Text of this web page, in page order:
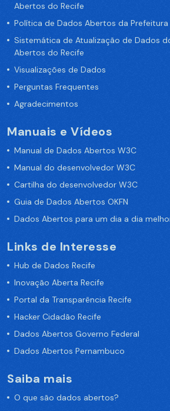
Abertos do Recife
Política de Dados Abertos da Prefeitura
Sistemática de Atualização de Dados
Abertos do Recife
Visualizações de Dados
Perguntas Frequentes
Agradecimentos
Manuais e Vídeos
Manual de Dados Abertos W3C
Manual do desenvolvedor W3C
Cartilha do desenvolvedor W3C
Guia de Dados Abertos OKFN
Dados Abertos para um dia a dia
Links de Interesse
Hub de Dados Recife
Inovação Aberta Recife
Portal da Transparência Recife
Hacker Cidadão Recife
Dados Abertos Governo Federal
Dados Abertos Pernambuco
Saiba mais
O que são dados abertos?